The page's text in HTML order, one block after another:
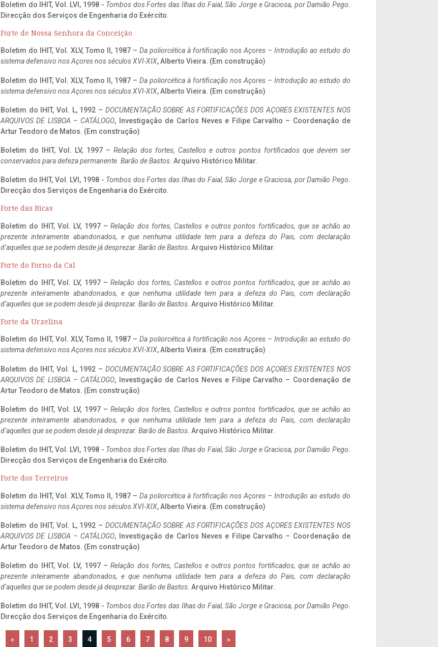
Boletim do IHIT, Vol. LVI, 1998 - Tombos dos Fortes das Ilhas do Faial, São Jorge e Graciosa, por Damião Pego.
Direcção dos Serviços de Engenharia do Exército.
Forte de Nossa Senhora da Conceição
Boletim do IHIT, Vol. XLV, Tomo II, 1987 – Da poliorcética à fortificação nos Açores – Introdução ao estudo do
sistema defensivo nos Açores nos séculos XVI-XIX, Alberto Vieira. (Em construção)
Boletim do IHIT, Vol. XLV, Tomo II, 1987 – Da poliorcética à fortificação nos Açores – Introdução ao estudo do
sistema defensivo nos Açores nos séculos XVI-XIX, Alberto Vieira. (Em construção)
Boletim do IHIT, Vol. L, 1992 – DOCUMENTAÇÃO SOBRE AS FORTIFICAÇÕES DOS AÇORES EXISTENTES NOS
ARQUIVOS DE LISBOA – CATÁLOGO, Investigação de Carlos Neves e Filipe Carvalho – Coordenação de
Artur Teodoro de Matos. (Em construção)
Boletim do IHIT, Vol. LV, 1997 – Relação dos fortes, Castellos e outros pontos fortificados que devem ser
conservados para defeza permanente. Barão de Bastos. Arquivo Histórico Militar.
Boletim do IHIT, Vol. LVI, 1998 - Tombos dos Fortes das Ilhas do Faial, São Jorge e Graciosa, por Damião Pego.
Direcção dos Serviços de Engenharia do Exército.
Forte das Bicas
Boletim do IHIT, Vol. LV, 1997 –Relação dos fortes, Castellos e outros pontos fortificados, que se achão ao
prezente inteiramente abandonados, e que nenhuma utilidade tem para a defeza do Pais, com declaração
d’aquelles que se podem desde já desprezar. Barão de Bastos. Arquivo Histórico Militar.
Forte do Forno da Cal
Boletim do IHIT, Vol. LV, 1997 –Relação dos fortes, Castellos e outros pontos fortificados, que se achão ao
prezente inteiramente abandonados, e que nenhuma utilidade tem para a defeza do Pais, com declaração
d’aquelles que se podem desde já desprezar. Barão de Bastos. Arquivo Histórico Militar.
Forte da Urzelina
Boletim do IHIT, Vol. XLV, Tomo II, 1987 – Da poliorcética à fortificação nos Açores – Introdução ao estudo do
sistema defensivo nos Açores nos séculos XVI-XIX, Alberto Vieira. (Em construção)
Boletim do IHIT, Vol. L, 1992 – DOCUMENTAÇÃO SOBRE AS FORTIFICAÇÕES DOS AÇORES EXISTENTES NOS
ARQUIVOS DE LISBOA – CATÁLOGO, Investigação de Carlos Neves e Filipe Carvalho – Coordenação de
Artur Teodoro de Matos. (Em construção)
Boletim do IHIT, Vol. LV, 1997 –Relação dos fortes, Castellos e outros pontos fortificados, que se achão ao
prezente inteiramente abandonados, e que nenhuma utilidade tem para a defeza do Pais, com declaração
d’aquelles que se podem desde já desprezar. Barão de Bastos. Arquivo Histórico Militar.
Boletim do IHIT, Vol. LVI, 1998 - Tombos dos Fortes das Ilhas do Faial, São Jorge e Graciosa, por Damião Pego.
Direcção dos Serviços de Engenharia do Exército.
Forte dos Terreiros
Boletim do IHIT, Vol. XLV, Tomo II, 1987 – Da poliorcética à fortificação nos Açores – Introdução ao estudo do
sistema defensivo nos Açores nos séculos XVI-XIX, Alberto Vieira. (Em construção)
Boletim do IHIT, Vol. L, 1992 – DOCUMENTAÇÃO SOBRE AS FORTIFICAÇÕES DOS AÇORES EXISTENTES NOS
ARQUIVOS DE LISBOA – CATÁLOGO, Investigação de Carlos Neves e Filipe Carvalho – Coordenação de
Artur Teodoro de Matos. (Em construção)
Boletim do IHIT, Vol. LV, 1997 –Relação dos fortes, Castellos e outros pontos fortificados, que se achão ao
prezente inteiramente abandonados, e que nenhuma utilidade tem para a defeza do Pais, com declaração
d’aquelles que se podem desde já desprezar. Barão de Bastos. Arquivo Histórico Militar.
Boletim do IHIT, Vol. LVI, 1998 - Tombos dos Fortes das Ilhas do Faial, São Jorge e Graciosa, por Damião Pego.
Direcção dos Serviços de Engenharia do Exército.
« 1 2 3 4 5 6 7 8 9 10 »